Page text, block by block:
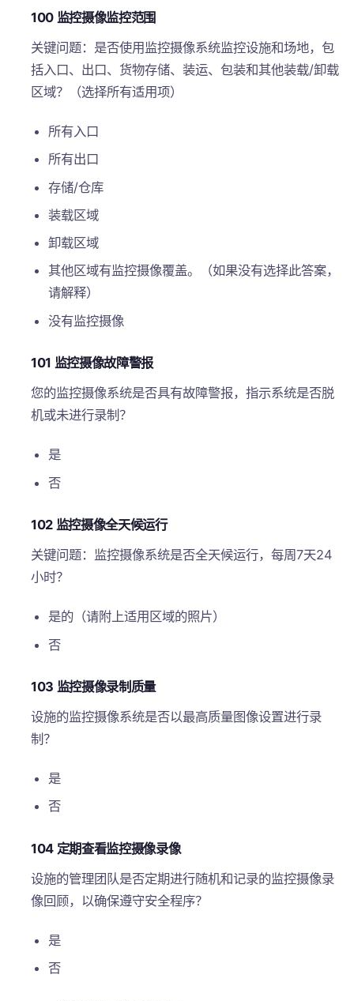
100 监控摄像监控范围
关键问题：是否使用监控摄像系统监控设施和场地，包
括入口、出口、货物存储、装运、包装和其他装载/卸载
区域？（选择所有适用项）
所有入口
所有出口
存储/仓库
装载区域
卸载区域
其他区域有监控摄像覆盖。（如果没有选择此答案，
请解释）
没有监控摄像
101 监控摄像故障警报
您的监控摄像系统是否具有故障警报，指示系统是否脱
机或未进行录制？
是
否
102 监控摄像全天候运行
关键问题：监控摄像系统是否全天候运行，每周7天24
小时？
是的（请附上适用区域的照片）
否
103 监控摄像录制质量
设施的监控摄像系统是否以最高质量图像设置进行录
制？
是
否
104 定期查看监控摄像录像
设施的管理团队是否定期进行随机和记录的监控摄像录
像回顾，以确保遵守安全程序？
是
否